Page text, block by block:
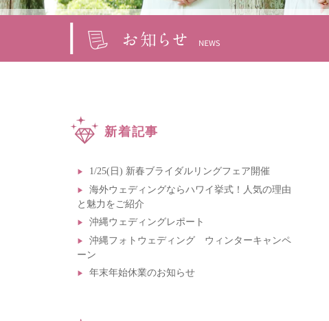
新着記事
1/25(日) 新春ブライダルリングフェア開催
海外ウェディングならハワイ挙式！人気の理由
と魅力をご紹介
沖縄ウェディングレポート
沖縄フォトウェディング ウィンターキャンペ
ーン
年末年始休業のお知らせ